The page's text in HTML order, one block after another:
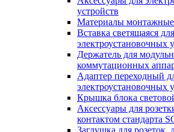
устройств
Материалы
Вставка светящаяся для
электроустановочных
Держатель для
коммутационных
Адаптер переходный
электроустановочных
Крышка блока
Аксессуары для
контактом стандарта
Заглушка для розеток,